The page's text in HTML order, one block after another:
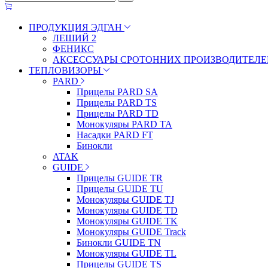
ПРОДУКЦИЯ ЭДГАН
ЛЕШИЙ 2
ФЕНИКС
АКСЕССУАРЫ СРОТОННИХ
ТЕПЛОВИЗОРЫ
PARD
Прицелы PARD SA
Прицелы PARD TS
Прицелы PARD TD
Монокуляры PARD TA
Насадки PARD FT
Бинокли
ATAK
GUIDE
Прицелы GUIDE TR
Прицелы GUIDE TU
Монокуляры GUIDE TJ
Монокуляры GUIDE TD
Монокуляры GUIDE TK
Монокуляры GUIDE Track
Бинокли GUIDE TN
Монокуляры GUIDE TL
Прицелы GUIDE TS